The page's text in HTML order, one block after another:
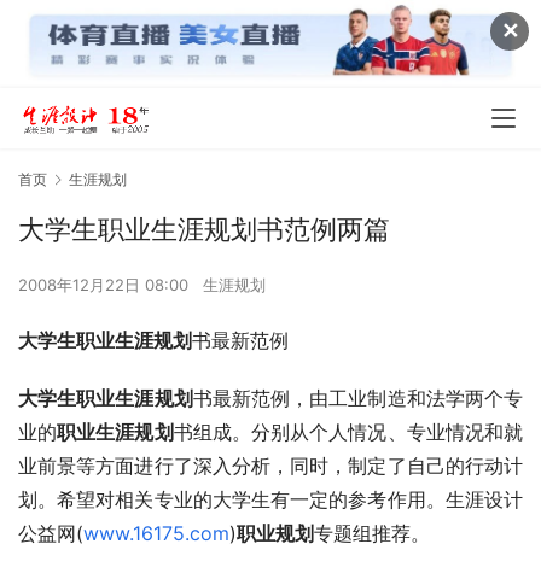
✕
首页 生涯规划
大学生职业生涯规划书范例两篇
2008年12月22日 08:00 生涯规划
大学生职业生涯规划书最新范例
大学生职业生涯规划书最新范例，由工业制造和法学两个专
业的职业生涯规划书组成。分别从个人情况、专业情况和就
业前景等方面进行了深入分析，同时，制定了自己的行动计
划。希望对相关专业的大学生有一定的参考作用。生涯设计
公益网(www.16175.com)职业规划专题组推荐。